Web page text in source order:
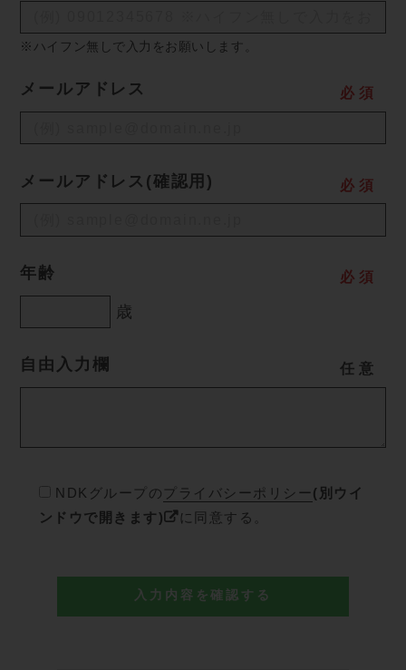
※ハイフン無しで入力をお願いします。
メールアドレス 必 須
メールアドレス(確認用) 必 須
年齢 必 須
歳
自由入力欄 任 意
NDKグループの プライバシーポリシー(別ウイ
ンドウで開きます)
に同意する。